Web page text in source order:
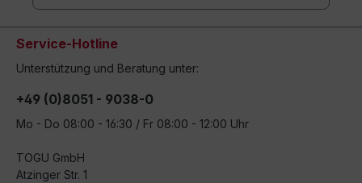
Service-Hotline
Unterstützung und Beratung unter:
+49 (0)8051 - 9038-0
Mo - Do 08:00 - 16:30 / Fr 08:00 - 12:00 Uhr
TOGU GmbH
Atzinger Str. 1